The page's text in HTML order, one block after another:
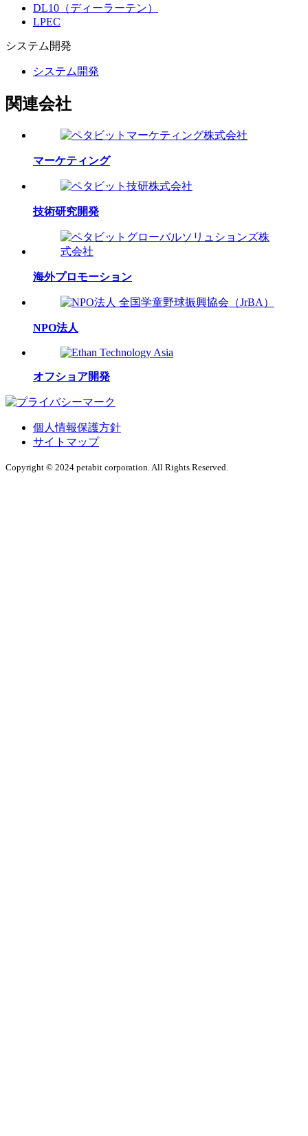
DL10（ディーラーテン）
LPEC
システム 開発
システム開発
関連会社
マーケティング
技術研究開発
海外プロモーション
NPO法人
オフショア開発
個人情報保護方針
サイトマップ
Copyright © 2024 petabit corporation. All Rights Reserved.